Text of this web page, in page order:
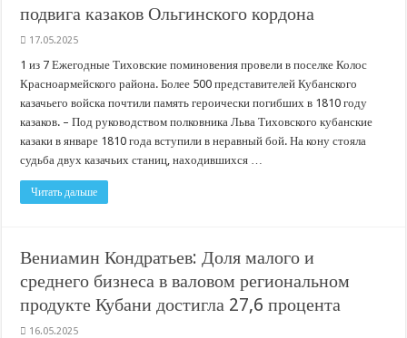
подвига казаков Ольгинского кордона
17.05.2025
1 из 7 Ежегодные Тиховские поминовения провели в поселке Колос
Красноармейского района. Более 500 представителей Кубанского
казачьего войска почтили память героически погибших в 1810 году
казаков. – Под руководством полковника Льва Тиховского кубанские
казаки в январе 1810 года вступили в неравный бой. На кону стояла
судьба двух казачьих станиц, находившихся …
Читать дальше
Вениамин Кондратьев: Доля малого и
среднего бизнеса в валовом региональном
продукте Кубани достигла 27,6 процента
16.05.2025